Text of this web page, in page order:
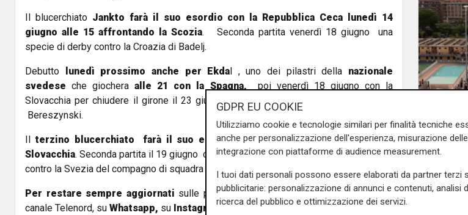
Il blucerchiato Jankto farà il suo esordio con la Repubblica Ceca lunedì 14
giugno alle 15 affrontando la Scozia. Seconda partita venerdì 18 giugno una
specie di derby contro la Croazia di Badelj.
Debutto lunedì prossimo anche per Ekdal , uno dei pilastri della nazionale
svedese che giochera alle 21 con la Spagna, poi venerdì 18 giugno con la
Slovacchia per chiudere il girone il 23 giugno con la Polonia, derby in famiglia con
Bereszynski.
Il terzino blucerchiato farà il suo esordio lunedì 14 giugno alle 18 con la
Slovacchia. Seconda partita il 19 giugno con la Spagna e finale del girone il 23 giugno
contro la Svezia del compagno di squadra Ekdal.
Per restare sempre aggiornati sulle principali notizie sulla Liguria seguiteci sul
canale Telenord, su Whatsapp, su Instagram,suYoutubee su Facebook.
L'apertura
Marco
GDPR EU COOKIE
Utilizziamo cookie e tecnologie similari per finalità tecniche
anche per personalizzazione dell'esperienza, misurazione
integrazione con piattaforme di audience measurement.
I tuoi dati personali possono essere elaborati da partner terzi
pubblicitarie: personalizzazione di annunci e contenuti, analisi
ricerca del pubblico e ottimizzazione dei servizi.